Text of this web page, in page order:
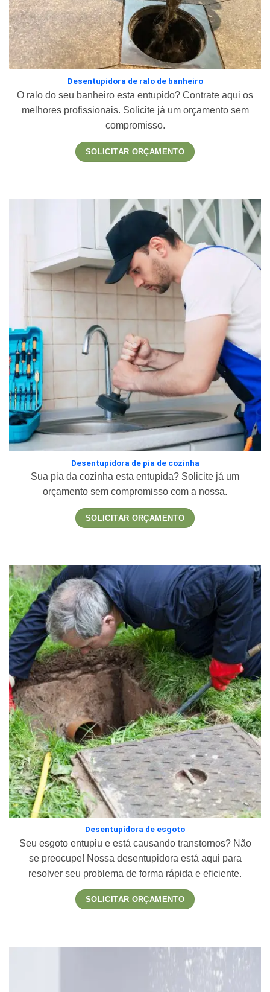
Desentupidora de ralo de banheiro
O ralo do seu banheiro esta entupido? Contrate aqui os
melhores profissionais. Solicite já um orçamento sem
compromisso.
SOLICITAR ORÇAMENTO
Desentupidora de pia de cozinha
Sua pia da cozinha esta entupida? Solicite já um
orçamento sem compromisso com a nossa.
SOLICITAR ORÇAMENTO
Desentupidora de esgoto
Seu esgoto entupiu e está causando transtornos? Não
se preocupe! Nossa desentupidora está aqui para
resolver seu problema de forma rápida e eficiente.
SOLICITAR ORÇAMENTO